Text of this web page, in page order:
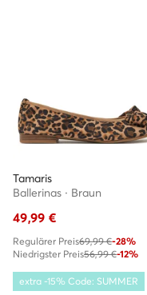
Tamaris
Ballerinas · Braun
49,99 €
Regulärer Preis69,99 €-28%
Niedrigster Preis56,99 €-12%
extra -15% Code: SUMMER